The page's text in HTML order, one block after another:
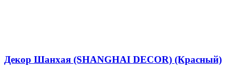
Декор Шанхая (SHANGHAI DECOR) (Красный)